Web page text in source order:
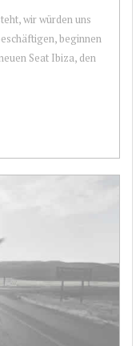
wir würden uns
beginnen
Seat Ibiza, den